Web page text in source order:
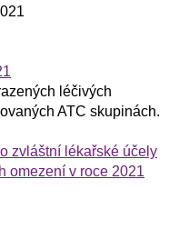
léčivých
ATC skupinách.
zvláštní lékařské účely
omezení v roce 2021